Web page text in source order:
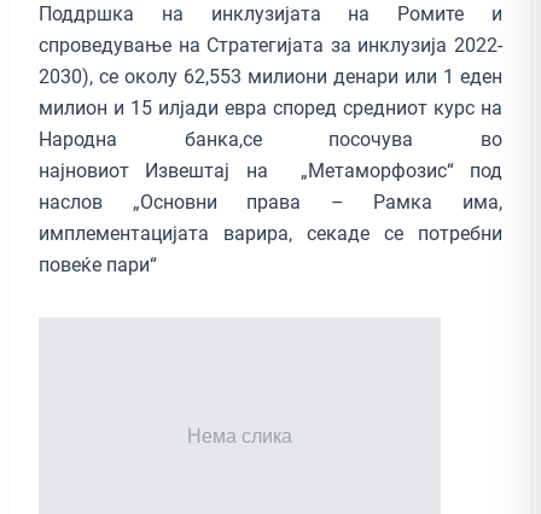
Поддршка на инклузијата на Ромите и
спроведување на Стратегијата за инклузија 2022-
2030), се околу 62,553 милиони денари или 1 еден
милион и 15 илјади евра според средниот курс на
Народна банка,се посочува во
најновиот Извештај на „Метаморфозис“ под
наслов „Основни права – Рамка има,
имплементацијата варира, секаде се потребни
повеќе пари“